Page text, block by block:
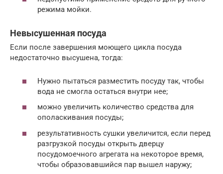
режима мойки.
Невысушенная посуда
Если после завершения моющего цикла посуда
недостаточно высушена, тогда:
Нужно пытаться разместить посуду так, чтобы
вода не смогла остаться внутри нее;
можно увеличить количество средства для
ополаскивания посуды;
результативность сушки увеличится, если перед
разгрузкой посуды открыть дверцу
посудомоечного агрегата на некоторое время,
чтобы образовавшийся пар вышел наружу;